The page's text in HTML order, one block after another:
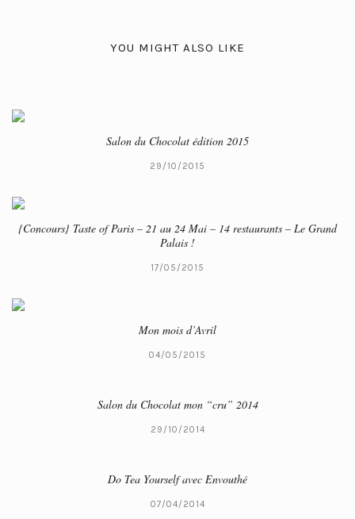
YOU MIGHT ALSO LIKE
Salon du Chocolat édition 2015
29/10/2015
{Concours} Taste of Paris – 21 au 24 Mai – 14 restaurants – Le Grand
Palais !
17/05/2015
Mon mois d’Avril
04/05/2015
Salon du Chocolat mon “cru” 2014
29/10/2014
Do Tea Yourself avec Envouthé
07/04/2014